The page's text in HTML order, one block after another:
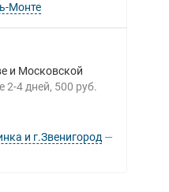
Монте
и Московской
2-4 дней 500 руб.
и г.Звенигород